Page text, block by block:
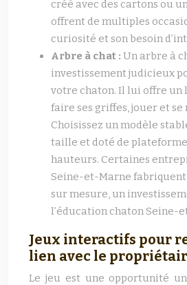
créé avec des cartons ou
offrent de multiples
curiosité et son besoin
Arbre à chat : Un arbre à
investissement judicieux
votre chaton. Il lui offre un
faire ses griffes, jouer et se
Choisissez un modèle
taille et doté de
hauteurs. Certaines
Seine-et-Marne fabriquent
sur mesure, un
l’éducation chaton Seine-
Jeux interactifs pour
lien avec le
Le jeu est une opportunité